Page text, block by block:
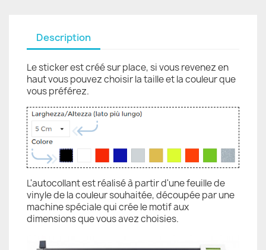
Description
Le sticker est créé sur place, si vous revenez en
haut vous pouvez choisir la taille et la couleur que
vous préférez.
L'autocollant est réalisé à partir d'une feuille de
vinyle de la couleur souhaitée, découpée par une
machine spéciale qui crée le motif aux
dimensions que vous avez choisies.